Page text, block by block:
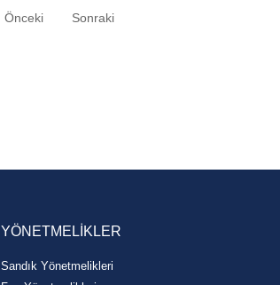
Önceki Sonraki
YÖNETMELİKLER
Sandık Yönetmelikleri